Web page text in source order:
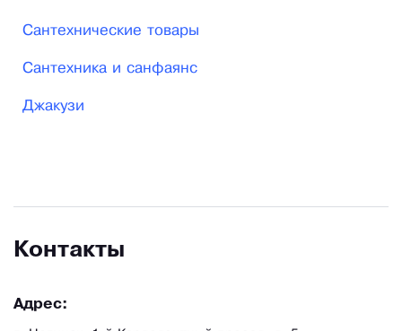
полукруглые, прямоугольные; японские бани –
«Офуро», «Фурако»; бассейны; бани-бочки – в
умывальники – с тумбой и без тумбы, другая
пород дерева. В работе используется дерево
термоберёза, тик.
Сантехнические товары
Сантехника и санфаянс
Джакузи
Контакты
Адрес: